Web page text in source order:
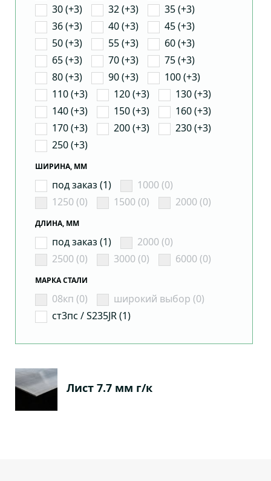
30 (+3)
32 (+3)
35 (+3)
36 (+3)
40 (+3)
45 (+3)
50 (+3)
55 (+3)
60 (+3)
65 (+3)
70 (+3)
75 (+3)
80 (+3)
90 (+3)
100 (+3)
110 (+3)
120 (+3)
130 (+3)
140 (+3)
150 (+3)
160 (+3)
170 (+3)
200 (+3)
230 (+3)
250 (+3)
ШИРИНА, ММ
под заказ (1)
1000 (0)
1250 (0)
1500 (0) 2000 (0)
ДЛИНА, ММ
под заказ (1)
2000 (0)
2500 (0)
3000 (0) 6000 (0)
МАРКА СТАЛИ
08кп (0)
широкий выбор (0)
ст3пс / S235JR (1)
Лист 7.7 мм г/к